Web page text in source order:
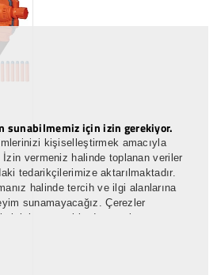
sunabilmemiz için izin gerekiyor.
kişiselleştirmek amacıyla
İzin vermeniz halinde toplanan veriler
tedarikçilerimize aktarılmaktadır.
halinde tercih ve ilgi alanlarına
sunamayacağız. Çerezler
seçeneklerde yer alan çerez